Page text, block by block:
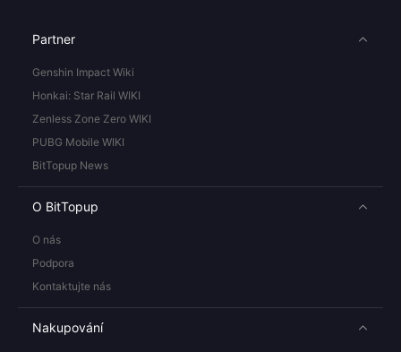
Partner
Genshin Impact Wiki
Honkai: Star Rail WIKI
Zenless Zone Zero WIKI
PUBG Mobile WIKI
BitTopup News
O BitTopup
O nás
Podpora
Kontaktujte nás
Nakupování